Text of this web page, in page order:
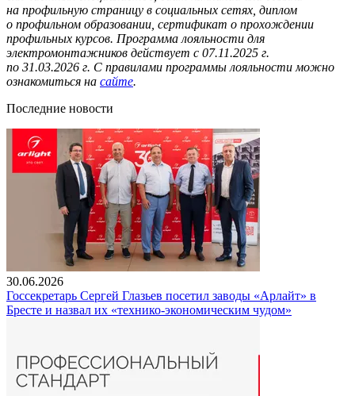
на профильную страницу в социальных сетях, диплом
о профильном образовании, сертификат о прохождении
профильных курсов. Программа лояльности для
электромонтажников действует с 07.11.2025 г.
по 31.03.2026 г. С правилами программы лояльности можно
ознакомиться на сайте.
Последние новости
30.06.2026
Госсекретарь Сергей Глазьев посетил заводы «Арлайт» в
Бресте и назвал их «технико-экономическим чудом»